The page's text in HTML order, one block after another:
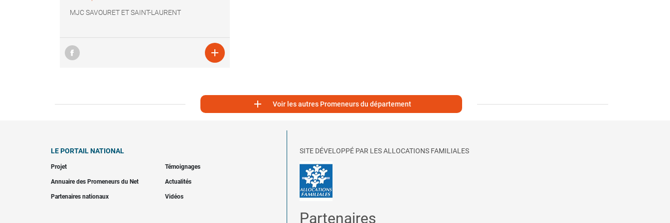
MJC SAVOURET ET SAINT-LAURENT

 Voir les autres Promeneurs du département
LE PORTAIL NATIONAL
Projet Témoignages
Annuaire des Promeneurs du Net Actualités
Partenaires nationaux Vidéos
SITE DÉVELOPPÉ PAR LES ALLOCATIONS FAMILIALES
Partenaires